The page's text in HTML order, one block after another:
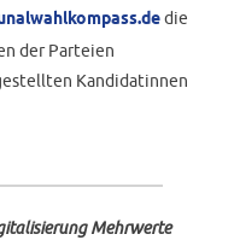
die
der Parteien
Kandidatinnen
Mehrwerte